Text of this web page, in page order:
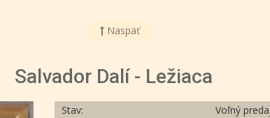
Naspäť
Salvador Dalí - Ležiaca
Stav:
Voľný